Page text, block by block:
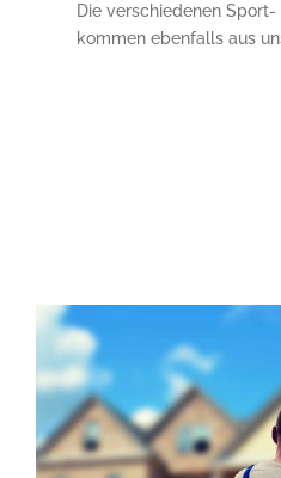
Die verschiedenen
kommen ebenfalls aus